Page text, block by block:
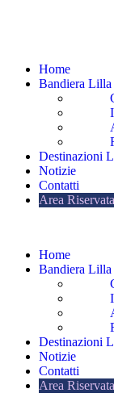
Home
Bandiera Lilla
Destinazioni
Notizie
Contatti
Area Riservata
Home
Bandiera Lilla
Destinazioni
Notizie
Contatti
Area Riservata